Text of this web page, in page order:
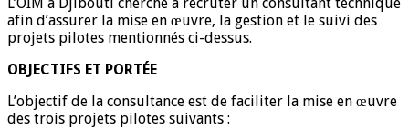
L’OIM à Djibouti cherche à recruter un consultant technique
afin d’assurer la mise en œuvre, la gestion et le suivi des
projets pilotes mentionnés ci-dessus.
OBJECTIFS ET PORTÉE
L’objectif de la consultance est de faciliter la mise en œuvre
des trois projets pilotes suivants :